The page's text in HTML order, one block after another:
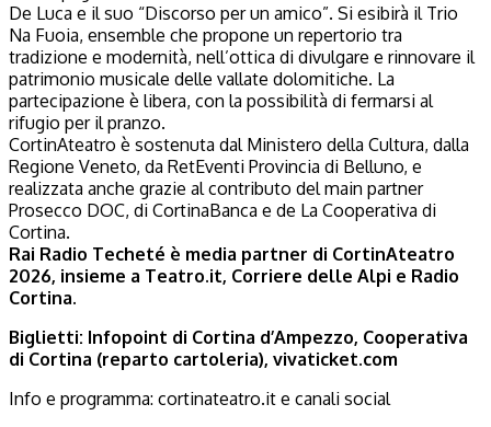
De Luca e il suo “Discorso per un amico”. Si esibirà il Trio
Na Fuoia, ensemble che propone un repertorio tra
tradizione e modernità, nell’ottica di divulgare e rinnovare il
patrimonio musicale delle vallate dolomitiche. La
partecipazione è libera, con la possibilità di fermarsi al
rifugio per il pranzo.
CortinAteatro è sostenuta dal Ministero della Cultura, dalla
Regione Veneto, da RetEventi Provincia di Belluno, e
realizzata anche grazie al contributo del main partner
Prosecco DOC, di CortinaBanca e de La Cooperativa di
Cortina.
Rai Radio Techeté è media partner di CortinAteatro
2026, insieme a Teatro.it, Corriere delle Alpi e Radio
Cortina.
Biglietti: Infopoint di Cortina d’Ampezzo, Cooperativa
di Cortina (reparto cartoleria), vivaticket.com
Info e programma: cortinateatro.it e canali social